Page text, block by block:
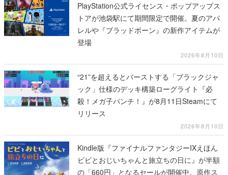
PlayStation公式ライセンス・ポップアップス
トアが池袋駅にて期間限定で開催。夏のアパ
レルや『ブラッドボーン』の新作アイテムが
登場
2026年8月10日
“21”を超えるとバーストする「ブラックジャ
ック」仕様のデッキ構築ローグライト『必
殺！メガ子パンチ！』が8月11日Steamにて
リリース
2026年8月10日
Kindle版『ファイナルファンタジーIXえほん
ビビとおじいちゃんと旅立ちの日に』が半額
の「660円」となるセールが開催中。原作ス